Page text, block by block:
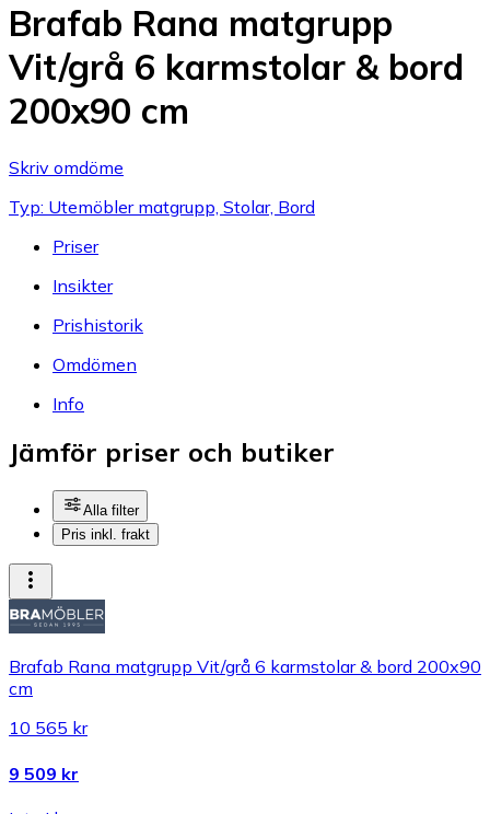
Brafab Rana matgrupp
Vit/grå 6 karmstolar & bord
200x90 cm
Skriv omdöme
Typ: Utemöbler matgrupp, Stolar, Bord
Priser
Insikter
Prishistorik
Omdömen
Info
Jämför priser och butiker
Alla filter
Pris inkl. frakt
Brafab Rana matgrupp Vit/grå 6 karmstolar & bord 200x90
cm
10 565 kr
9 509 kr